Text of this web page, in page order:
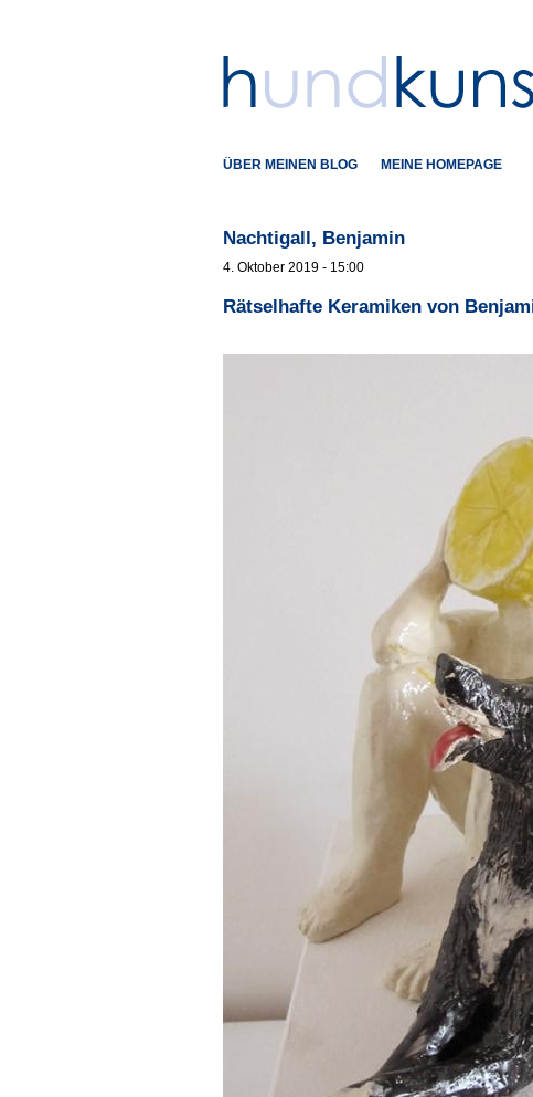
ÜBER MEINEN BLOG MEINE HOMEPAGE
Nachtigall, Benjamin
4. Oktober 2019 - 15:00
Rätselhafte Keramiken von